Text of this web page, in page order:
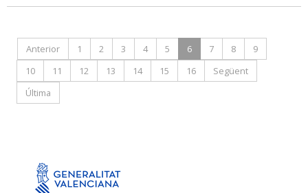
Anterior 1 2 3 4 5 6 7 8
9
10
11 12 13 14 15 16
Següent
Última